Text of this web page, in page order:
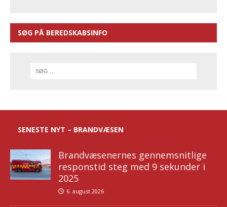
SØG PÅ BEREDSKABSINFO
SENESTE NYT – BRANDVÆSEN
Brandvæsenernes gennemsnitlige
responstid steg med 9 sekunder i
2025
6. august 2026